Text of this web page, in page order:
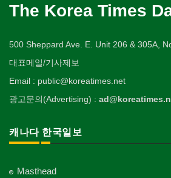
The Korea Times
500 Sheppard Ave. E. Unit 206 & 305A,
대표메일/기사제보
Email : public@koreatimes.net
광고문의(Advertising) :
캐나다 한국일보
Masthead